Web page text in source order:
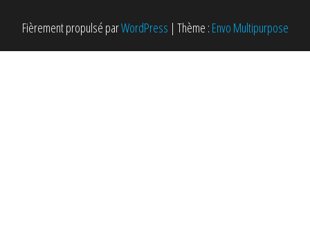
Fièrement propulsé parWordPress | Thème : Envo Multipurpose